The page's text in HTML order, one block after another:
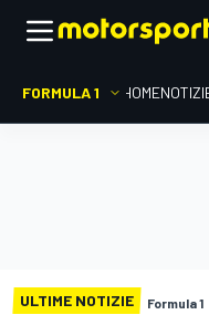
FORMULA 1 HOME
ULTIME NOTIZIE Formula 1